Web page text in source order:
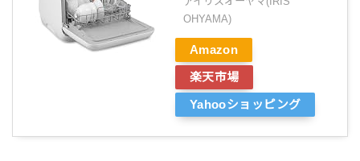
OHYAMA)
Amazon
楽天市場
Yahooショッピング